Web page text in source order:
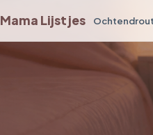
Mama Lijstjes